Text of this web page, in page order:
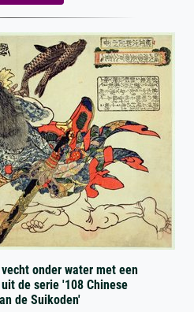
onder water met een
de serie '108 Chinese
de Suikoden'